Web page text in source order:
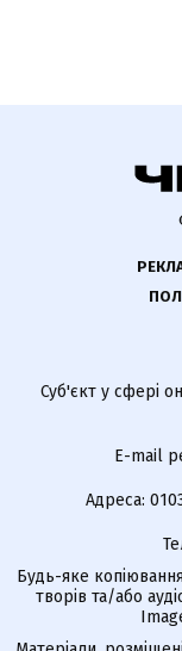
Суб'єкт у сфері
E-mail
Адреса:
Будь-яке
творів та/або